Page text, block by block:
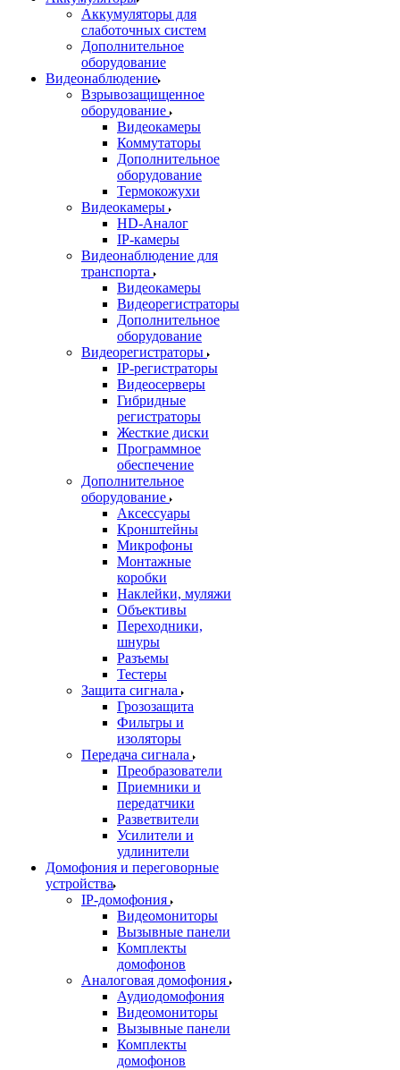
Аккумуляторы для
слаботочных систем
Дополнительное
оборудование
Видеонаблюдение
Взрывозащищенное
оборудование
Видеокамеры
Коммутаторы
Дополнительное
оборудование
Термокожухи
Видеокамеры
HD-Аналог
IP-камеры
Видеонаблюдение для
транспорта
Видеокамеры
Видеорегистраторы
Дополнительное
оборудование
Видеорегистраторы
IP-регистраторы
Видеосерверы
Гибридные
регистраторы
Жесткие диски
Программное
обеспечение
Дополнительное
оборудование
Аксессуары
Кронштейны
Микрофоны
Монтажные
коробки
Наклейки, муляжи
Объективы
Переходники,
шнуры
Разъемы
Тестеры
Защита сигнала
Грозозащита
Фильтры и
изоляторы
Передача сигнала
Преобразователи
Приемники и
передатчики
Разветвители
Усилители и
удлинители
Домофония и переговорные
устройства
IP-домофония
Видеомониторы
Вызывные панели
Комплекты
домофонов
Аналоговая домофония
Аудиодомофония
Видеомониторы
Вызывные панели
Комплекты
домофонов